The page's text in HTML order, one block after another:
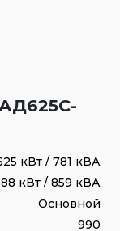
кВт / 781 кВА
кВт / 859 кВА
Основной
990